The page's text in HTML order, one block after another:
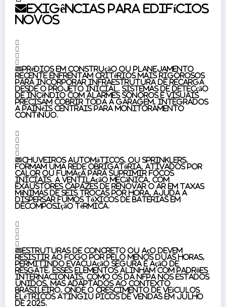
Exigências para edifícios
novos
Prédios em construção ou planejamento
recente enfrentam critérios mais rigorosos
para incorporar infraestrutura de recarga
desde o projeto inicial. Sistemas de detecção
de incêndio com alarmes sonoros e visuais
precisam cobrir toda a garagem, integrados
a painéis centrais para monitoramento
contínuo.
Chuveiros automáticos, ou sprinklers,
formam uma rede obrigatória, ativados por
calor ou fumaça para suprimir focos
iniciais. A ventilação mecânica, com
exaustores capazes de renovar o ar em taxas
mínimas de seis trocas por hora, ajuda a
dispersar fumos tóxicos de baterias em
decomposição térmica.
Estruturas de concreto ou aço devem
resistir ao fogo por pelo menos duas horas,
permitindo evacuação segura e ação de
resgate. Esses elementos alinham com padrões
internacionais, como os da NFPA nos Estados
Unidos, mas adaptados ao contexto
brasileiro, onde o crescimento de veículos
elétricos atingiu picos de vendas em julho
de 2025.